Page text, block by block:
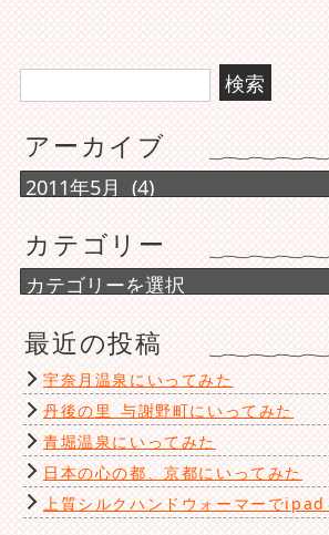
検
索:
アーカイブ
ア
ー
イ
ブ
カテゴリー
カ
テ
リ
ー
最近の投稿
宇奈月温泉にいってみた
丹後の里 与謝野町にいってみた
青堀温泉にいってみた
日本の心の都、京都にいってみた
上質シルクハンドウォーマーで